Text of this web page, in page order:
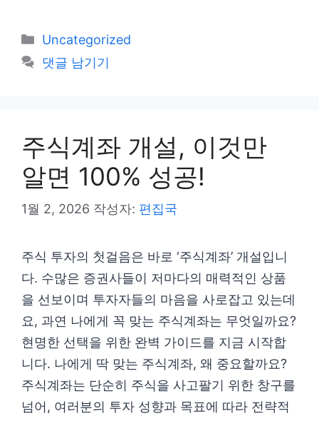
카
테
Uncategorized
댓글 남기기
주식계좌 개설, 이것만
알면 100% 성공!
1월 2, 2026 작성자: 편집국
주식 투자의 첫걸음은 바로 ‘주식계좌’ 개설입니
다. 수많은 증권사들이 저마다의 매력적인 상품
을 선보이며 투자자들의 마음을 사로잡고 있는데
요, 과연 나에게 꼭 맞는 주식계좌는 무엇일까요?
현명한 선택을 위한 완벽 가이드를 지금 시작합
니다. 나에게 딱 맞는 주식계좌, 왜 중요할까요?
주식계좌는 단순히 주식을 사고팔기 위한 창구를
넘어, 여러분의 투자 성향과 목표에 따라 전략적